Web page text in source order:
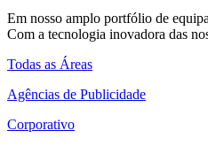
Em nosso amplo portfólio de
Com a tecnologia inovadora das
Todas as Áreas
Agências de Publicidade
Corporativo